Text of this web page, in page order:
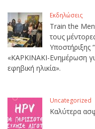
Εκδηλώσεις
Train the
τους
Υποστήριξης
«ΚΑΡΚΙΝΑΚΙ-Ενημέρωση
εφηβική ηλικία».
Uncategorized
Καλύτερα